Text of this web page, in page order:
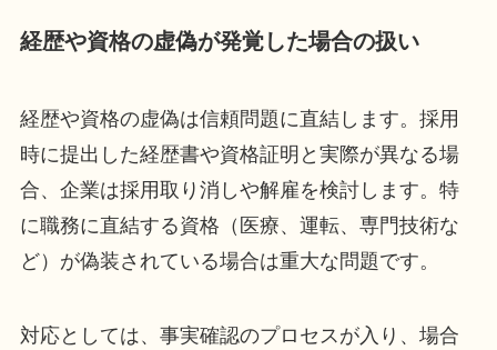
経歴や資格の虚偽が発覚した場合の扱い
経歴や資格の虚偽は信頼問題に直結します。採用
時に提出した経歴書や資格証明と実際が異なる場
合、企業は採用取り消しや解雇を検討します。特
に職務に直結する資格（医療、運転、専門技術な
ど）が偽装されている場合は重大な問題です。
対応としては、事実確認のプロセスが入り、場合